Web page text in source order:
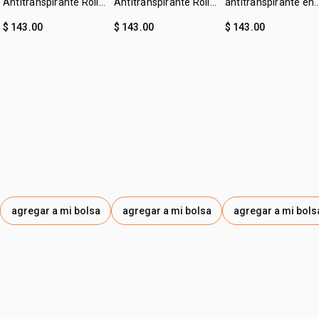
Uniforme
$ 143.00
agregar a mi bolsa
Limón y Menta
$ 143.00
agregar a mi bolsa
algodón Tododia
$ 143.00
agregar a mi